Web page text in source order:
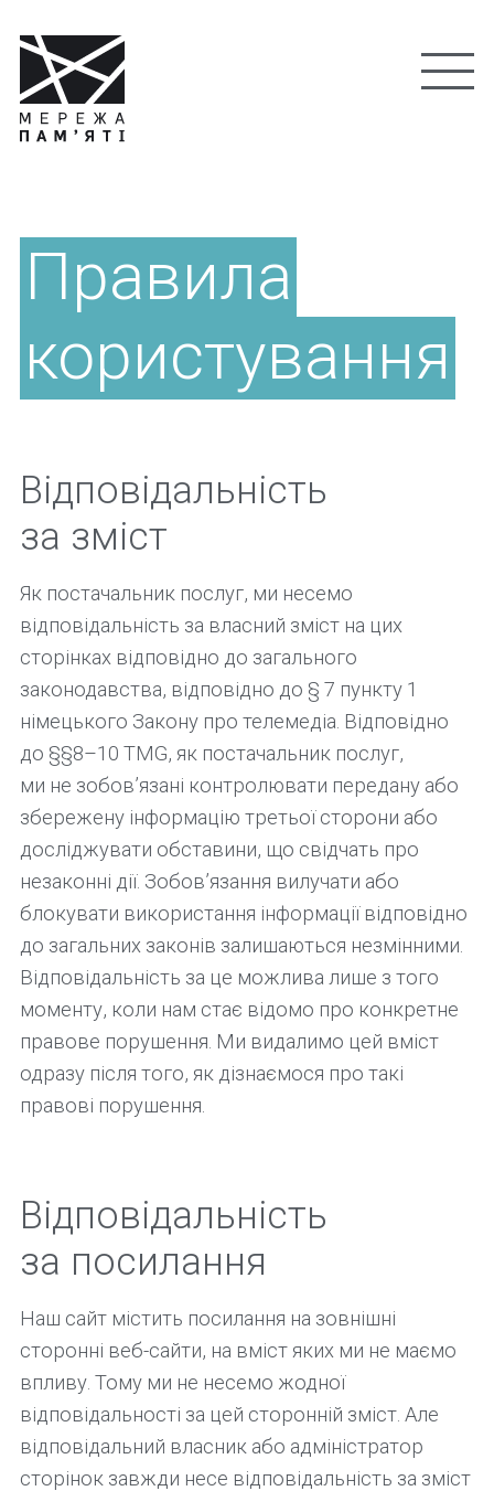
Правила
користування
Відповідальність
за зміст
Як постачальник послуг, ми несемо
відповідальність за власний зміст на цих
сторінках відповідно до загального
законодавства, відповідно до § 7 пункту 1
німецького Закону про телемедіа. Відповідно
до §§8–10 TMG, як постачальник послуг,
ми не зобов’язані контролювати передану або
збережену інформацію третьої сторони або
досліджувати обставини, що свідчать про
незаконні дії. Зобов’язання вилучати або
блокувати використання інформації відповідно
до загальних законів залишаються незмінними.
Відповідальність за це можлива лише з того
моменту, коли нам стає відомо про конкретне
правове порушення. Ми видалимо цей вміст
одразу після того, як дізнаємося про такі
правові порушення.
Відповідальність
за посилання
Наш сайт містить посилання на зовнішні
сторонні веб-сайти, на вміст яких ми не маємо
впливу. Тому ми не несемо жодної
відповідальності за цей сторонній зміст. Але
відповідальний власник або адміністратор
сторінок завжди несе відповідальність за зміст